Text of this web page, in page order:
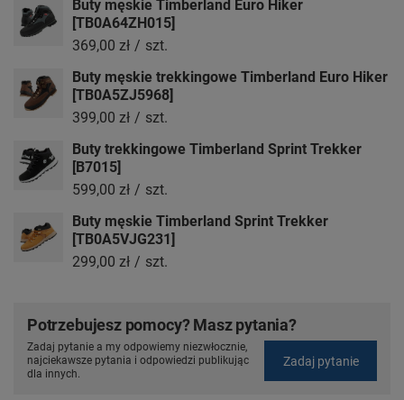
Buty męskie Timberland Euro Hiker
[TB0A64ZH015]
369,00 zł / szt.
Buty męskie trekkingowe Timberland Euro Hiker
[TB0A5ZJ5968]
399,00 zł / szt.
Buty trekkingowe Timberland Sprint Trekker
[B7015]
599,00 zł / szt.
Buty męskie Timberland Sprint Trekker
[TB0A5VJG231]
299,00 zł / szt.
Potrzebujesz pomocy? Masz pytania?
Zadaj pytanie a my odpowiemy niezwłocznie,
najciekawsze pytania i odpowiedzi publikując
dla innych.
Zadaj pytanie